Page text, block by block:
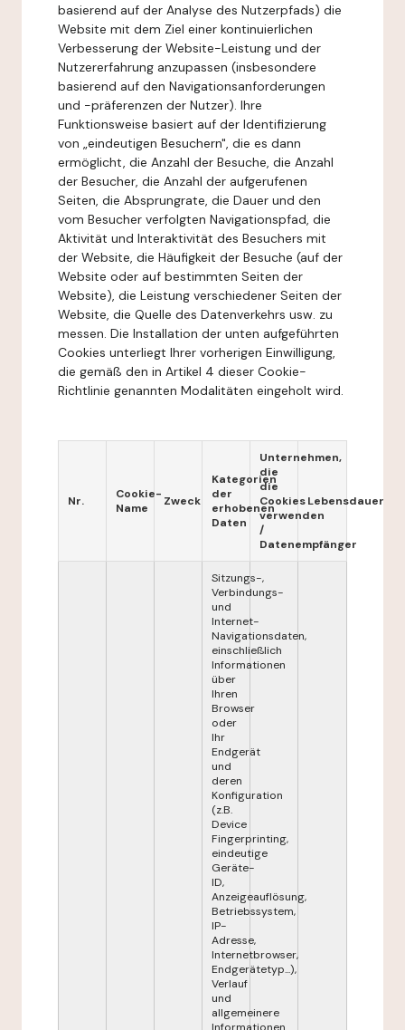
basierend auf der Analyse des Nutzerpfads) die
Website mit dem Ziel einer kontinuierlichen
Verbesserung der Website-Leistung und der
Nutzererfahrung anzupassen (insbesondere
basierend auf den Navigationsanforderungen
und -präferenzen der Nutzer). Ihre
Funktionsweise basiert auf der Identifizierung
von „eindeutigen Besuchern", die es dann
ermöglicht, die Anzahl der Besuche, die Anzahl
der Besucher, die Anzahl der aufgerufenen
Seiten, die Absprungrate, die Dauer und den
vom Besucher verfolgten Navigationspfad, die
Aktivität und Interaktivität des Besuchers mit
der Website, die Häufigkeit der Besuche (auf der
Website oder auf bestimmten Seiten der
Website), die Leistung verschiedener Seiten der
Website, die Quelle des Datenverkehrs usw. zu
messen. Die Installation der unten aufgeführten
Cookies unterliegt Ihrer vorherigen Einwilligung,
die gemäß den in Artikel 4 dieser Cookie-
Richtlinie genannten Modalitäten eingeholt wird.
Nr.
Cookie-
Name
Zweck
Kategorien
der
erhobenen
Daten
Unternehmen,
die
die
Cookies
verwenden
/
Datenempfänger
Lebensdauer
Sitzungs-,
Verbindungs-
und
Internet-
Navigationsdaten,
einschließlich
Informationen
über
Ihren
Browser
oder
Ihr
Endgerät
und
deren
Konfiguration
(z.B.
Device
Fingerprinting,
eindeutige
Geräte-
ID,
Anzeigeauflösung,
Betriebssystem,
IP-
Adresse,
Internetbrowser,
Endgerätetyp...),
Verlauf
und
allgemeinere